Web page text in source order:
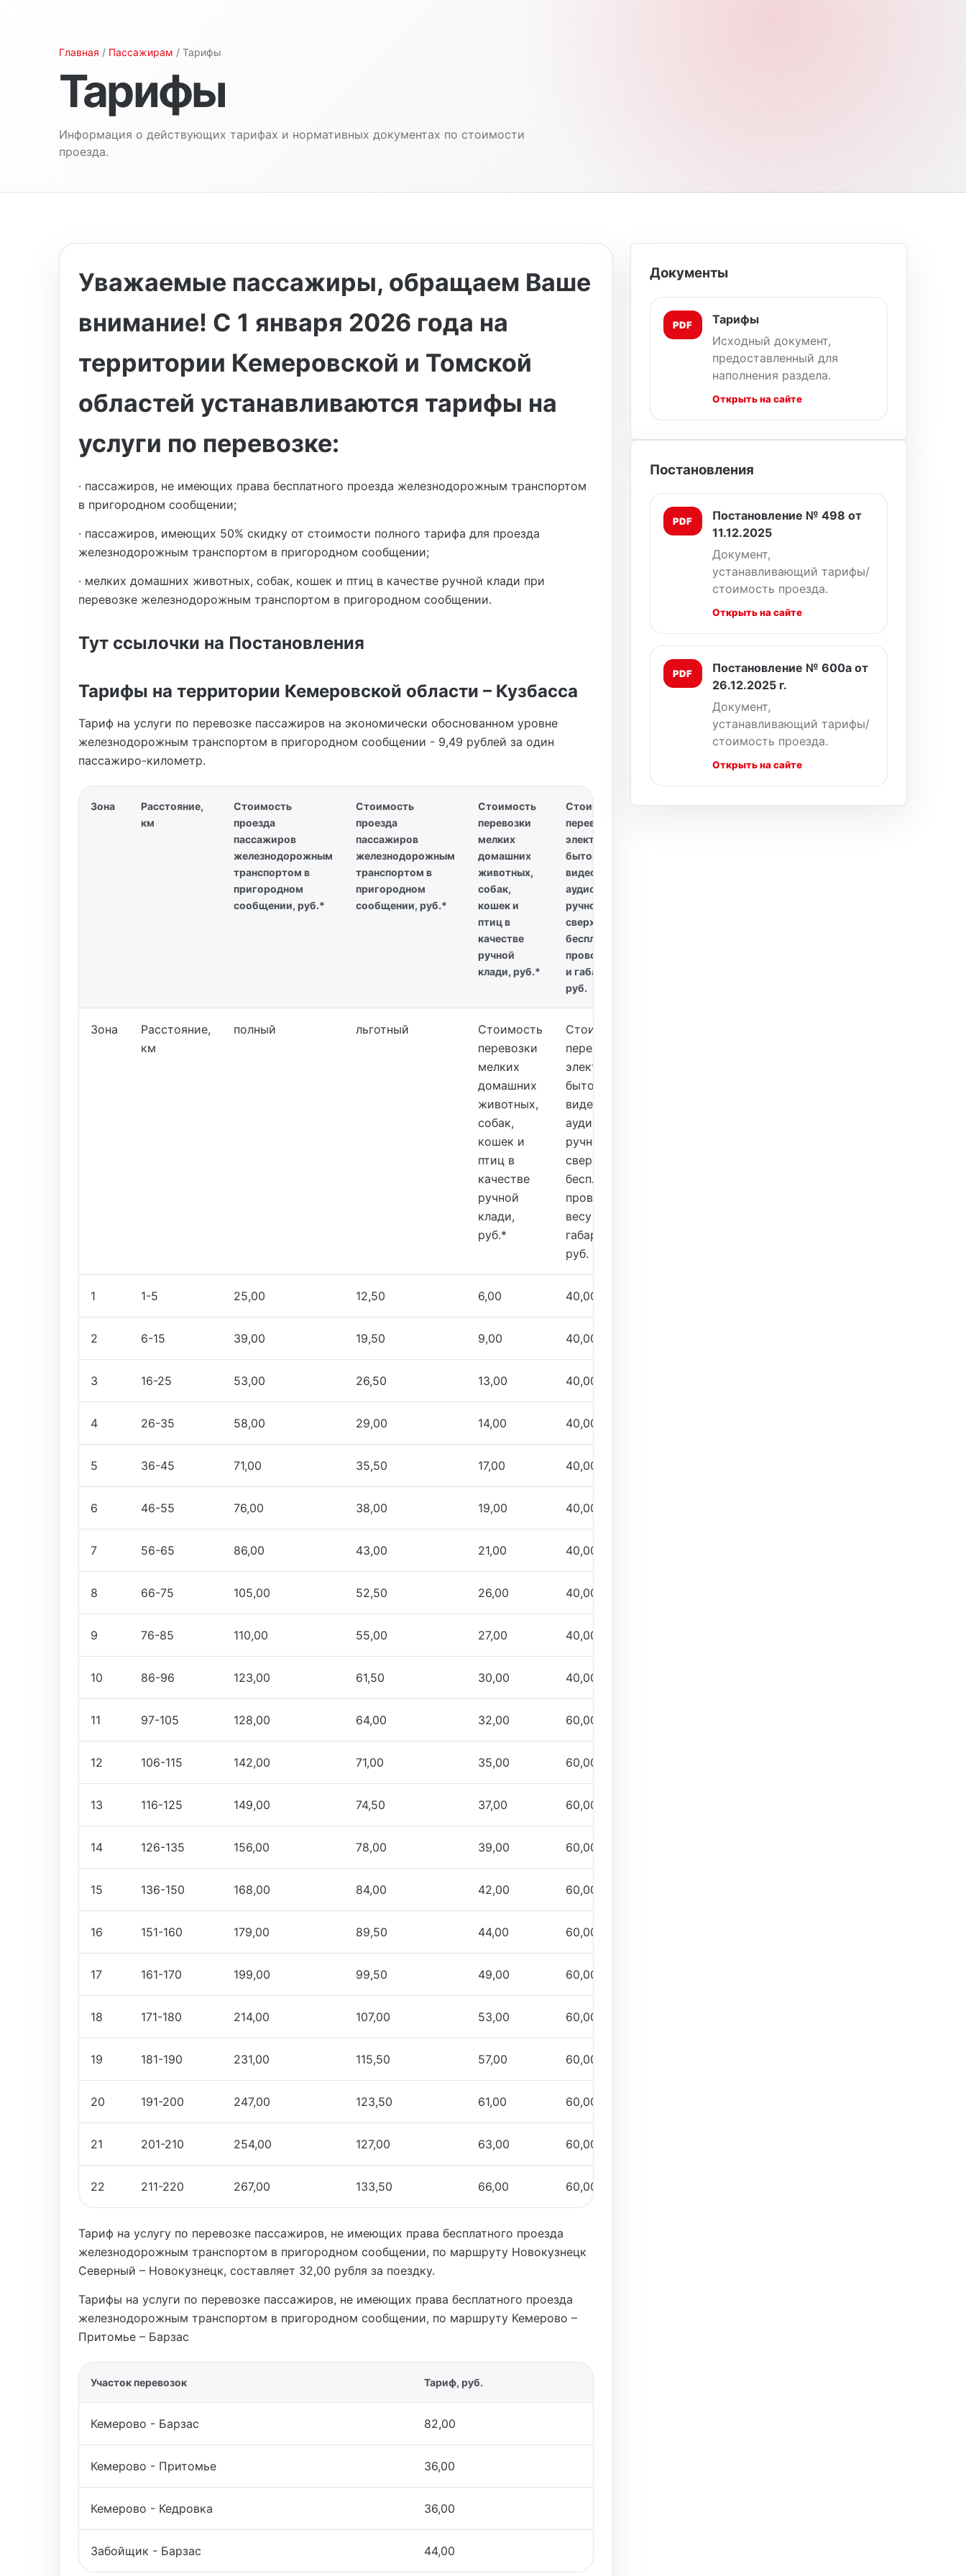
Главная / Пассажирам / Тарифы
Тарифы
Информация о действующих тарифах и нормативных документах по стоимости
проезда.
Уважаемые пассажиры, обращаем Ваше
внимание! С 1 января 2026 года на
территории Кемеровской и Томской
областей устанавливаются тарифы на
услуги по перевозке:
· пассажиров, не имеющих права бесплатного проезда железнодорожным транспортом
в пригородном сообщении;
· пассажиров, имеющих 50% скидку от стоимости полного тарифа для проезда
железнодорожным транспортом в пригородном сообщении;
· мелких домашних животных, собак, кошек и птиц в качестве ручной клади при
перевозке железнодорожным транспортом в пригородном сообщении.
Тут ссылочки на Постановления
Тарифы на территории Кемеровской области – Кузбасса
Тариф на услуги по перевозке пассажиров на экономически обоснованном уровне
железнодорожным транспортом в пригородном сообщении - 9,49 рублей за один
пассажиро-километр.
Зона
Расстояние,
км
Стоимость
проезда
пассажиров
железнодорожным
транспортом в
пригородном
сообщении, руб.*
Стоимость
проезда
пассажиров
железнодорожным
транспортом в
пригородном
сообщении, руб.*
Стоимость
перевозки
мелких
домашних
животных,
собак,
кошек и
птиц в
качестве
ручной
клади, руб.*
Стоимость
перевозки
электронной,
бытовой
видео- и
аудиотехники,
ручной клади
сверх нормы
бесплатного
провоза по весу
и габаритам,
руб.
Зона
Расстояние,
км
полный льготный
Стоимость
перевозки
мелких
домашних
животных,
собак,
кошек и
птиц в
качестве
ручной
клади,
руб.*
Стоимость
перевозки
электронной,
бытовой
видео- и
аудиотехники,
ручной клади
сверх нормы
бесплатного
провоза по
весу и
габаритам,
руб.
1 1-5 25,00 12,50 6,00 40,00
2 6-15 39,00 19,50 9,00 40,00
3 16-25 53,00 26,50 13,00 40,00
4 26-35 58,00 29,00 14,00 40,00
5 36-45 71,00 35,50 17,00 40,00
6 46-55 76,00 38,00 19,00 40,00
7 56-65 86,00 43,00 21,00 40,00
8 66-75 105,00 52,50 26,00 40,00
9 76-85 110,00 55,00 27,00 40,00
10 86-96 123,00 61,50 30,00 40,00
11 97-105 128,00 64,00 32,00 60,00
12 106-115 142,00 71,00 35,00 60,00
13 116-125 149,00 74,50 37,00 60,00
14 126-135 156,00 78,00 39,00 60,00
15 136-150 168,00 84,00 42,00 60,00
16 151-160 179,00 89,50 44,00 60,00
17 161-170 199,00 99,50 49,00 60,00
18 171-180 214,00 107,00 53,00 60,00
19 181-190 231,00 115,50 57,00 60,00
20 191-200 247,00 123,50 61,00 60,00
21 201-210 254,00 127,00 63,00 60,00
22 211-220 267,00 133,50 66,00 60,00
Тариф на услугу по перевозке пассажиров, не имеющих права бесплатного проезда
железнодорожным транспортом в пригородном сообщении, по маршруту Новокузнецк
Северный – Новокузнецк, составляет 32,00 рубля за поездку.
Тарифы на услуги по перевозке пассажиров, не имеющих права бесплатного проезда
железнодорожным транспортом в пригородном сообщении, по маршруту Кемерово –
Притомье – Барзас
Участок перевозок Тариф, руб.
Кемерово - Барзас 82,00
Кемерово - Притомье 36,00
Кемерово - Кедровка 36,00
Забойщик - Барзас 44,00
Документы
PDF
Тарифы
Исходный документ,
предоставленный для
наполнения раздела.
Открыть на сайте
Постановления
PDF
Постановление № 498 от
11.12.2025
Документ,
устанавливающий тарифы/
стоимость проезда.
Открыть на сайте
PDF
Постановление № 600а от
26.12.2025 г.
Документ,
устанавливающий тарифы/
стоимость проезда.
Открыть на сайте